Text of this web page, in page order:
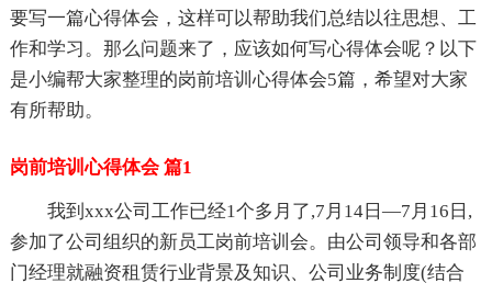
要写一篇心得体会，这样可以帮助我们总结以往思想、工
作和学习。那么问题来了，应该如何写心得体会呢？以下
是小编帮大家整理的岗前培训心得体会5篇，希望对大家
有所帮助。
岗前培训心得体会 篇1
我到xxx公司工作已经1个多月了,7月14日—7月16日,
参加了公司组织的新员工岗前培训会。由公司领导和各部
门经理就融资租赁行业背景及知识、公司业务制度(结合